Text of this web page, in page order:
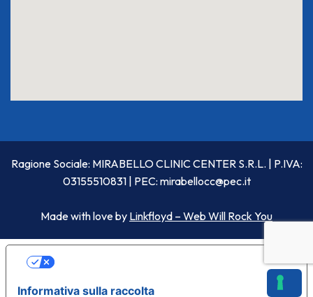
Ragione Sociale: MIRABELLO CLINIC CENTER S.R.L. | P.IVA:
03155510831 | PEC: mirabellocc@pec.it
Made with love by Linkfloyd – Web Will Rock You
Informativa sulla raccolta